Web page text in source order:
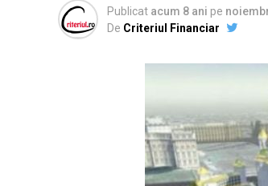
Publicat acum 8 ani pe
De Criteriul Financiar